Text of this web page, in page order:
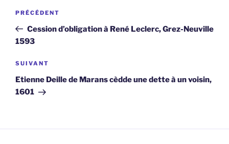
Navigation
l’article
Article
précédent
PRÉCÉDENT
Cession d’obligation à René Leclerc, Grez-Neuville
1593
Article
suivant
SUIVANT
Etienne Deille de Marans cèdde une dette à un voisin,
1601